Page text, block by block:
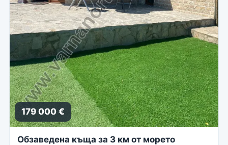
179 000 €
Обзаведена къща за 3 км от морето